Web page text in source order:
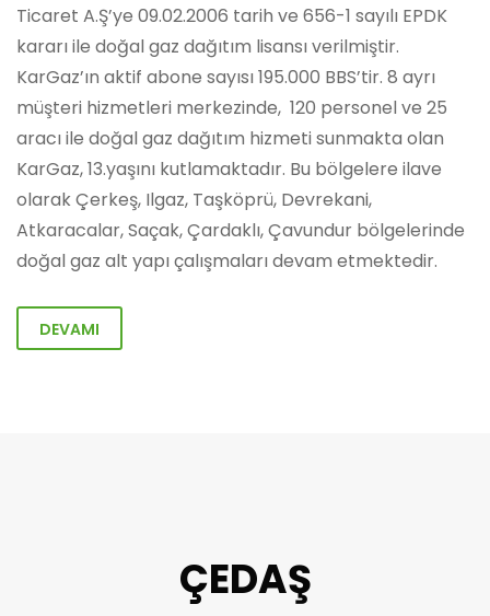
Ticaret A.Ş’ye 09.02.2006 tarih ve 656-1 sayılı EPDK
kararı ile doğal gaz dağıtım lisansı verilmiştir.
KarGaz’ın aktif abone sayısı 195.000 BBS’tir. 8 ayrı
müşteri hizmetleri merkezinde, 120 personel ve 25
aracı ile doğal gaz dağıtım hizmeti sunmakta olan
KarGaz, 13.yaşını kutlamaktadır. Bu bölgelere ilave
olarak Çerkeş, Ilgaz, Taşköprü, Devrekani,
Atkaracalar, Saçak, Çardaklı, Çavundur bölgelerinde
doğal gaz alt yapı çalışmaları devam etmektedir.
DEVAMI
ÇEDAŞ